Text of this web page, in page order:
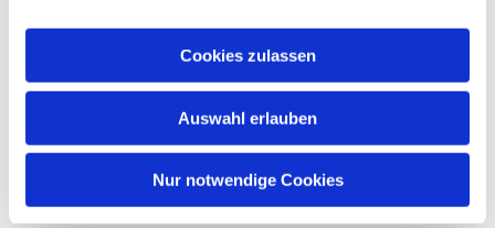
Cookies zulassen
Auswahl erlauben
Nur notwendige Cookies
Evangelisches Pfarramt Eppingen
Pfarrer Friedhelm Bokelmann
75031 Eppingen